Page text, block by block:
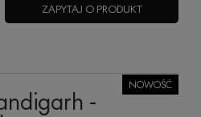
ZAPYTAJ O PRODUKT
-
NOWOŚĆ